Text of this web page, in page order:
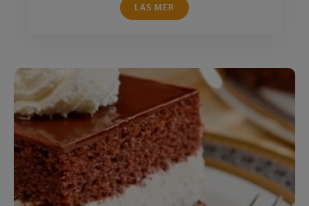
LÄS MER